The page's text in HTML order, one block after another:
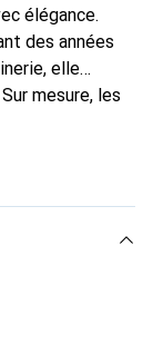
élégance.
des années
elle
mesure, les
votre
et
exigeante.